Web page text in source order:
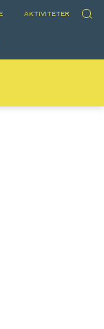
AKTIVITETER Sök